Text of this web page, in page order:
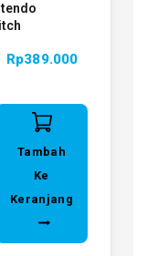
Rp389.000
Tambah
Ke
Keranjang